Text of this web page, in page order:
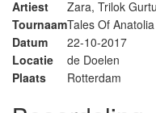
Artiest
Zara, Trilok Gurtu
TournaamTales Of Anatolia
Datum
22-10-2017
Locatie
de Doelen
Plaats
Rotterdam